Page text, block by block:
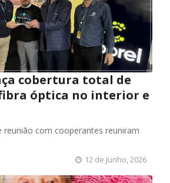
cobertura total de
óptica no interior e
reunião com cooperantes reuniram
12 de Junho, 2026